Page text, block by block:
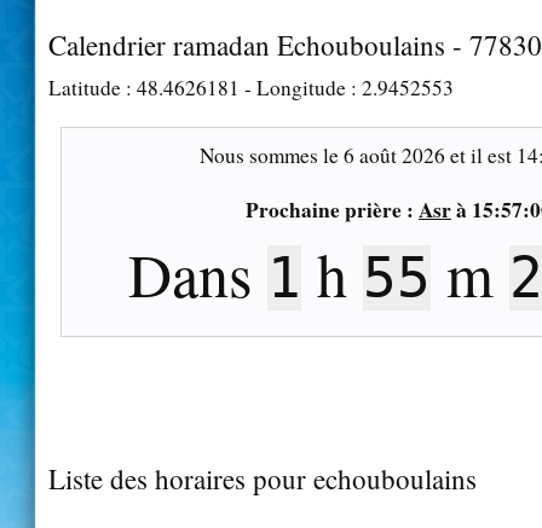
Calendrier ramadan Echouboulains - 77830
Latitude : 48.4626181 - Longitude : 2.9452553
Nous sommes le6 août 2026 et il est
Prochaine prière : Asrà
Dans 1 h 55 m
Liste des horaires pour echouboulains